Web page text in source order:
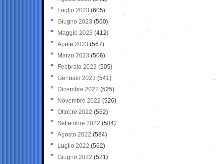
Luglio 2023 (605)
Giugno 2023 (560)
Maggio 2023 (412)
Aprile 2023 (567)
Marzo 2023 (506)
Febbraio 2023 (505)
Gennaio 2023 (541)
Dicembre 2022 (525)
Novembre 2022 (526)
Ottobre 2022 (552)
Settembre 2022 (584)
Agosto 2022 (584)
Luglio 2022 (562)
Giugno 2022 (521)